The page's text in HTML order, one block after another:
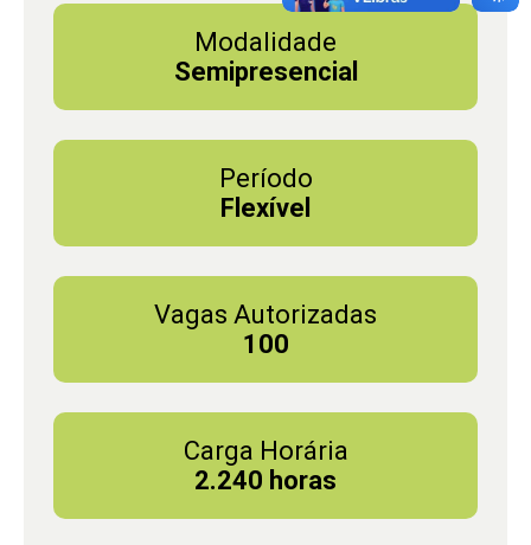
Modalidade
Semipresencial
Período
Flexível
Vagas Autorizadas
100
Carga Horária
2.240 horas